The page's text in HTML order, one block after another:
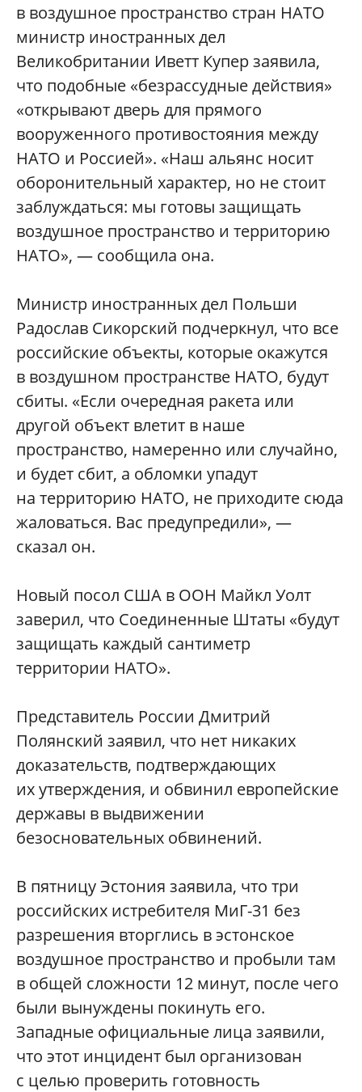
в воздушное пространство стран НАТО
министр иностранных дел
Великобритании Иветт Купер заявила,
что подобные «безрассудные действия»
«открывают дверь для прямого
вооруженного противостояния между
НАТО и Россией». «Наш альянс носит
оборонительный характер, но не стоит
заблуждаться: мы готовы защищать
воздушное пространство и территорию
НАТО», — сообщила она.
Министр иностранных дел Польши
Радослав Сикорский подчеркнул, что все
российские объекты, которые окажутся
в воздушном пространстве НАТО, будут
сбиты. «Если очередная ракета или
другой объект влетит в наше
пространство, намеренно или случайно,
и будет сбит, а обломки упадут
на территорию НАТО, не приходите сюда
жаловаться. Вас предупредили», —
сказал он.
Новый посол США в ООН Майкл Уолт
заверил, что Соединенные Штаты «будут
защищать каждый сантиметр
территории НАТО».
Представитель России Дмитрий
Полянский заявил, что нет никаких
доказательств, подтверждающих
их утверждения, и обвинил европейские
державы в выдвижении
безосновательных обвинений.
В пятницу Эстония заявила, что три
российских истребителя МиГ-31 без
разрешения вторглись в эстонское
воздушное пространство и пробыли там
в общей сложности 12 минут, после чего
были вынуждены покинуть его.
Западные официальные лица заявили,
что этот инцидент был организован
с целью проверить готовность